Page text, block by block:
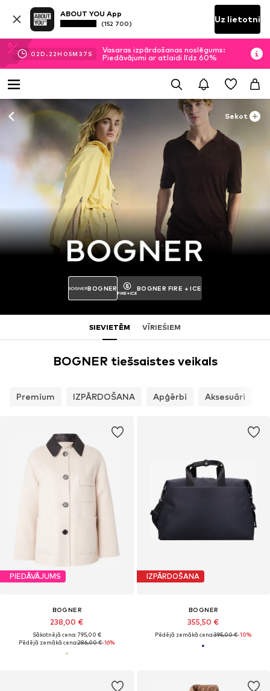
ABOUT YOU App
(152 700) Uz lietotni
02D. 22H 05M 36 S
Vasaras izpārdošanas noslēgums:
Piedāvājumi ar atlaidi līdz 60%
Sekot
BOGNER BOGNER FIRE + ICE
SIEVIETĒM VĪRIEŠIEM
BOGNER tiešsaistes veikals
Premium IZPĀRDOŠANA Apģērbi Aksesuāri
PIEDĀVĀJUMS
BOGNER
238,00 €
Sākotnējā cena: 795,00 €
Pēdējā zemākā cena:286,00 €-16%
IZPĀRDOŠANA
BOGNER
355,50 €
Pēdējā zemākā cena:395,00 €-10%